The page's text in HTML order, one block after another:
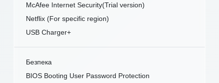
McAfee Internet Security(Trial version)
Netflix (For specific region)
USB Charger+
Безпека
BIOS Booting User Password Protection